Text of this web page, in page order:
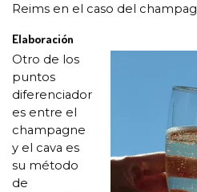
Reims en el caso del
Elaboración
Otro de los
puntos
diferenciador
es entre el
champagne
y el cava es
su método
de